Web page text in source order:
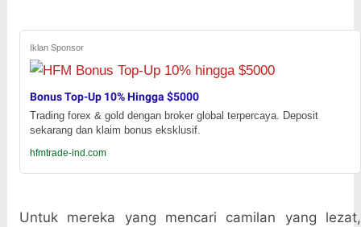
Iklan Sponsor
Bonus Top-Up 10% Hingga $5000
Trading forex & gold dengan broker global terpercaya. Deposit
sekarang dan klaim bonus eksklusif.
hfmtrade-ind.com
Untuk mereka yang mencari camilan yang lezat,